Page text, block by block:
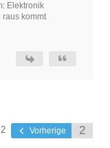
Elektronik
kommt
Vorherige